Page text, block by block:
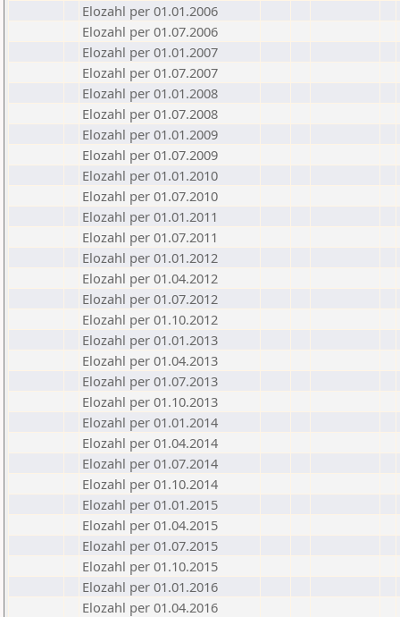
Elozahl per 01.01.2006
Elozahl per 01.07.2006
Elozahl per 01.01.2007
Elozahl per 01.07.2007
Elozahl per 01.01.2008
Elozahl per 01.07.2008
Elozahl per 01.01.2009
Elozahl per 01.07.2009
Elozahl per 01.01.2010
Elozahl per 01.07.2010
Elozahl per 01.01.2011
Elozahl per 01.07.2011
Elozahl per 01.01.2012
Elozahl per 01.04.2012
Elozahl per 01.07.2012
Elozahl per 01.10.2012
Elozahl per 01.01.2013
Elozahl per 01.04.2013
Elozahl per 01.07.2013
Elozahl per 01.10.2013
Elozahl per 01.01.2014
Elozahl per 01.04.2014
Elozahl per 01.07.2014
Elozahl per 01.10.2014
Elozahl per 01.01.2015
Elozahl per 01.04.2015
Elozahl per 01.07.2015
Elozahl per 01.10.2015
Elozahl per 01.01.2016
Elozahl per 01.04.2016